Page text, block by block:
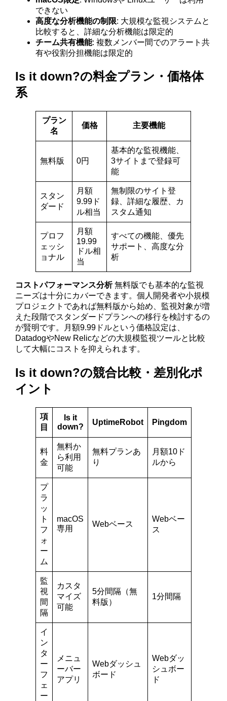
できない
高度な分析機能の制限: 大規模な監視システムと
比較すると、詳細な分析機能は限定的
チーム共有機能: 複数メンバー間でのアラート共
有や役割分担機能は限定的
Is it down?の料金プラン・価格体
系
プラン
名
価格 主要機能
無料版 0円
基本的な監視機能、
3サイトまで登録可
能
スタン
ダード
月額
9.99ド
ル相当
無制限のサイト登
録、詳細な履歴、カ
スタム通知
プロフ
ェッシ
ョナル
月額
19.99
ドル相
当
すべての機能、優先
サポート、高度な分
析
コストパフォーマンス分析無料版でも基本的な監視
ニーズは十分にカバーできます。個人開発者や小規模
プロジェクトであれば無料版から始め、監視対象が増
えた段階でスタンダードプランへの移行を検討するの
が賢明です。月額9.99ドルという価格設定は、
DatadogやNew Relicなどの大規模監視ツールと比較
して大幅にコストを抑えられます。
Is it down?の競合比較・差別化ポ
イント
項
目
Is it
down?
UptimeRobot Pingdom
料
金
無料か
ら利用
可能
無料プランあ
り
月額10ド
ルから
プ
ラ
ッ
ト
フ
ォ
ー
ム
macOS
専用
Webベース
Webベー
ス
監
視
間
隔
カスタ
マイズ
可能
5分間隔（無
料版）
1分間隔
イ
ン
タ
ー
フ
ェ
ー
メニュ
ーバー
アプリ
Webダッシュ
ボード
Webダッ
シュボー
ド